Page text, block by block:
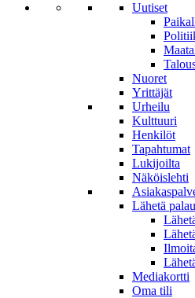
Uutiset
Nuoret
Yrittäjät
Urheilu
Kulttuuri
Henkilöt
Tapahtumat
Lukijoilta
Näköislehti
Lähetä
Mediakortti
Oma tili